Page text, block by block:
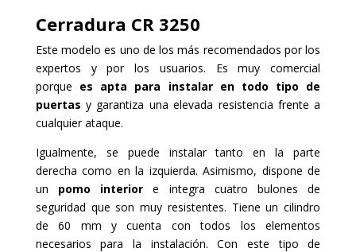
Cerradura CR 3250
Este modelo es uno de los más recomendados por los
expertos y por los usuarios. Es muy comercial
porque es apta para instalar en todo tipo de
puertas y garantiza una elevada resistencia frente a
cualquier ataque.
Igualmente, se puede instalar tanto en la parte
derecha como en la izquierda. Asimismo, dispone de
un pomo interior e integra cuatro bulones de
seguridad que son muy resistentes. Tiene un cilindro
de 60 mm y cuenta con todos los elementos
necesarios para la instalación. Con este tipo de